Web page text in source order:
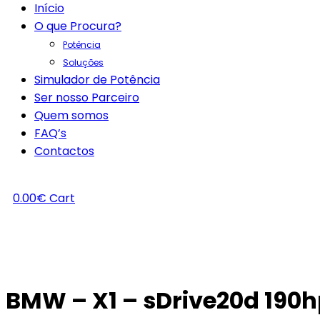
Início
O que Procura?
Potência
Soluções
Simulador de Potência
Ser nosso Parceiro
Quem somos
FAQ’s
Contactos
0.00€ Cart
BMW – X1 – sDrive20d